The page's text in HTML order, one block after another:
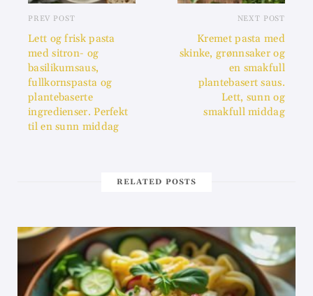
PREV POST
Lett og frisk pasta
med sitron- og
basilikumsaus,
fullkornspasta og
plantebaserte
ingredienser. Perfekt
til en sunn middag
NEXT POST
Kremet pasta med
skinke, grønnsaker og
en smakfull
plantebasert saus.
Lett, sunn og
smakfull middag
RELATED POSTS